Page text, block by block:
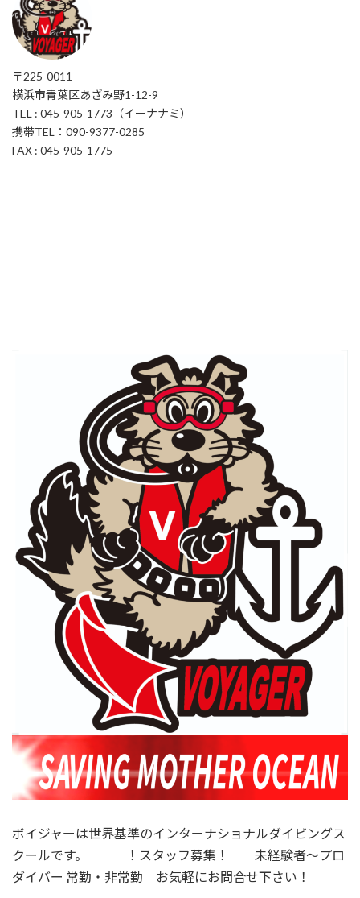
〒225-0011
横浜市青葉区あざみ野1-12-9
TEL : 045-905-1773（イーナナミ）
携帯TEL：090-9377-0285
FAX : 045-905-1775
ボイジャーは世界基準のインターナショナルダイビングス
クールです。 ！スタッフ募集！ 未経験者～プロ
ダイバー 常勤・非常勤 お気軽にお問合せ下さい！